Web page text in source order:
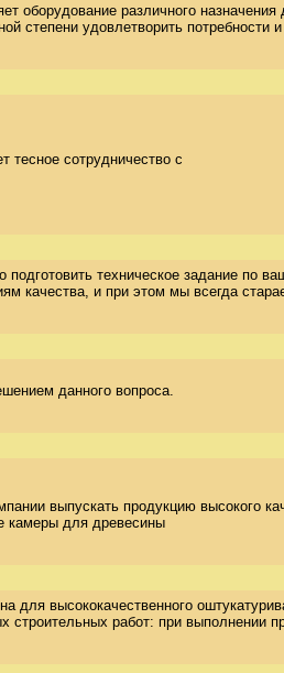
оборудование различного
степени удовлетворить
тесное сотрудничество с
техническое задание
качества, и при этом мы всегда
данного вопроса.
выпускать продукцию высокого
камеры для древесины
для высококачественного
работ: при